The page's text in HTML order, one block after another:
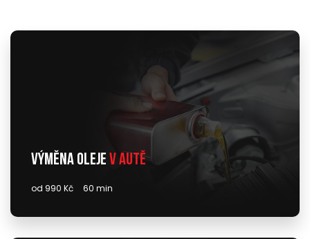
Výměna oleje v autě
od 990 Kč 60 min